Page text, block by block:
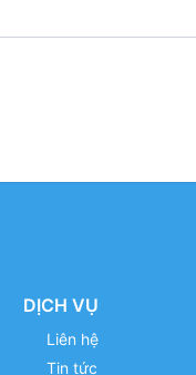
DỊCH VỤ
Liên hệ
Tin tức